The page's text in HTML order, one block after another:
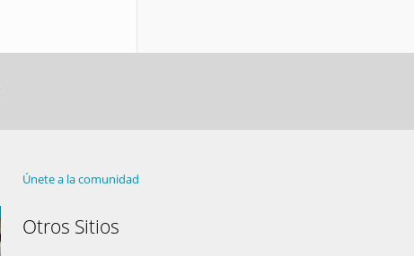
Únete a la comunidad
Otros Sitios